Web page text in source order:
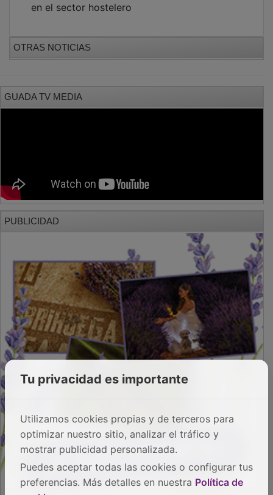
Tu privacidad es importante
Utilizamos cookies propias y de terceros para
optimizar nuestro sitio, analizar el tráfico y
mostrar publicidad personalizada.
Puedes aceptar todas las cookies o configurar tus
preferencias. Más detalles en nuestra Política de